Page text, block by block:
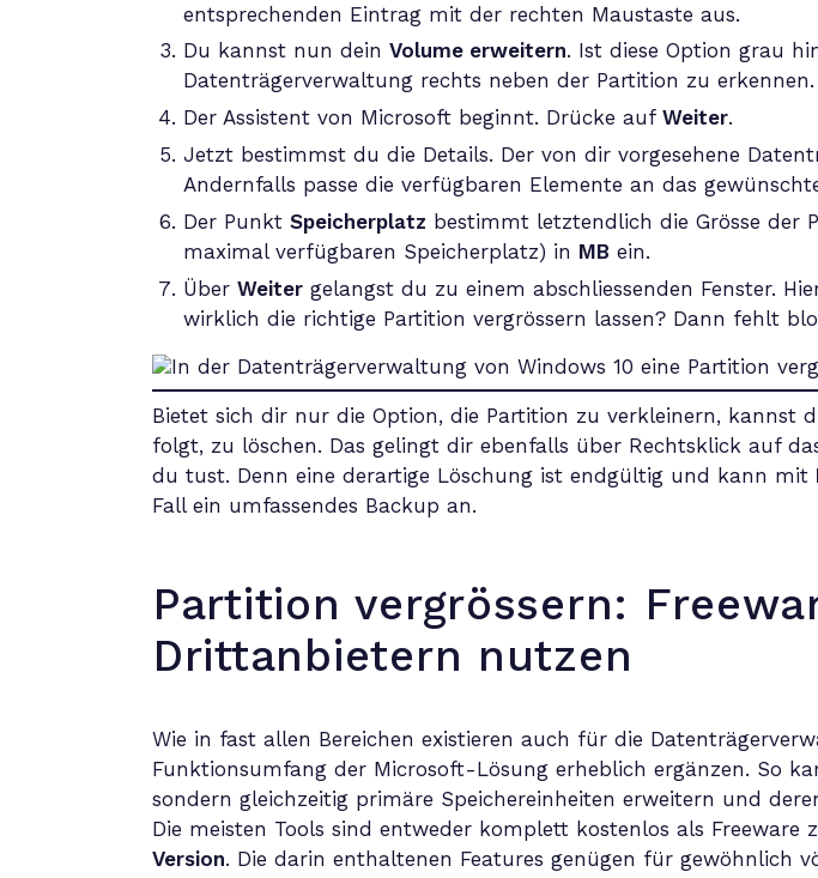
entsprechenden Eintrag mit der rechten Maustaste aus.
Du kannst nun dein Volume erweitern. Ist diese Option grau
Datenträgerverwaltung rechts neben der Partition zu erkennen.
Der Assistent von Microsoft beginnt. Drücke auf Weiter.
Jetzt bestimmst du die Details. Der von dir vorgesehene
Andernfalls passe die verfügbaren Elemente an das
Der Punkt Speicherplatz bestimmt letztendlich die Grösse der
maximal verfügbaren Speicherplatz) in MB ein.
Über Weitergelangst du zu einem abschliessenden Fenster.
wirklich die richtige Partition vergrössern lassen? Dann fehlt
Bietet sich dir nur die Option, die Partition zu verkleinern, kannst
folgt, zu löschen. Das gelingt dir ebenfalls über Rechtsklick auf
du tust. Denn eine derartige Löschung ist endgültig und kann mit
Fall ein umfassendes Backup an.
Partition vergrössern:
Drittanbietern nutzen
Wie in fast allen Bereichen existieren auch für die
Funktionsumfang der Microsoft-Lösung erheblich ergänzen. So
sondern gleichzeitig primäre Speichereinheiten erweitern und
Die meisten Tools sind entweder komplett kostenlos als
Version. Die darin enthaltenen Features genügen für gewöhnlich